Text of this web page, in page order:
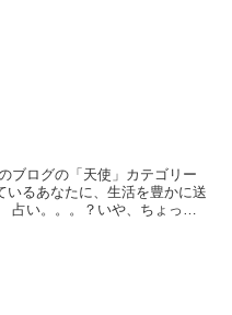
ブログの「天使」カテゴリー
いるあなたに、生活を豊かに送
占い。。。？いや、ちょっと